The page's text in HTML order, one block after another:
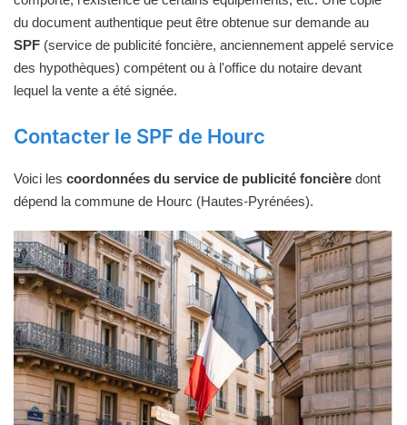
du document authentique peut être obtenue sur demande au
SPF (service de publicité foncière, anciennement appelé service
des hypothèques) compétent ou à l'office du notaire devant
lequel la vente a été signée.
Contacter le SPF de Hourc
Voici les coordonnées du service de publicité foncière dont
dépend la commune de Hourc (Hautes-Pyrénées).